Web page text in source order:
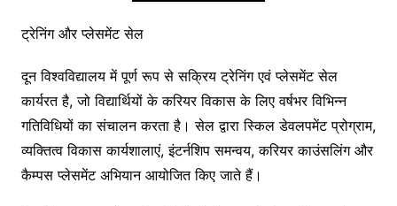
ट्रेनिंग और प्लेसमेंट सेल
दून विश्वविद्यालय में पूर्ण रूप से सक्रिय ट्रेनिंग एवं प्लेसमेंट सेल
कार्यरत है, जो विद्यार्थियों के करियर विकास के लिए वर्षभर विभिन्न
गतिविधियों का संचालन करता है। सेल द्वारा स्किल डेवलपमेंट प्रोग्राम,
व्यक्तित्व विकास कार्यशालाएं, इंटर्नशिप समन्वय, करियर काउंसलिंग और
कैम्पस प्लेसमेंट अभियान आयोजित किए जाते हैं।